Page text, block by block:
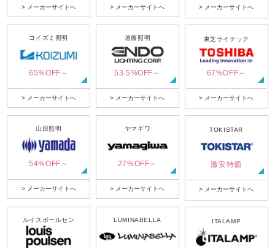
> メーカーサイトへ > メーカーサイトへ > メーカーサイトへ
コイズミ照明
65%OFF～
> メーカーサイトへ
遠藤照明
53.5%OFF～
> メーカーサイトへ
東芝ライテック
67%OFF～
> メーカーサイトへ
山田照明
54%OFF～
> メーカーサイトへ
ヤマギワ
27%OFF～
> メーカーサイトへ
TOKISTAR
激安特価
> メーカーサイトへ
ルイスポールセン LUMINABELLA ITALAMP